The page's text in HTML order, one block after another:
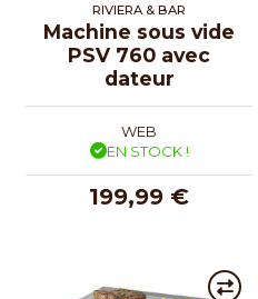
RIVIERA & BAR
Machine sous vide
PSV 760 avec
dateur
WEB
EN STOCK !
199,99 €